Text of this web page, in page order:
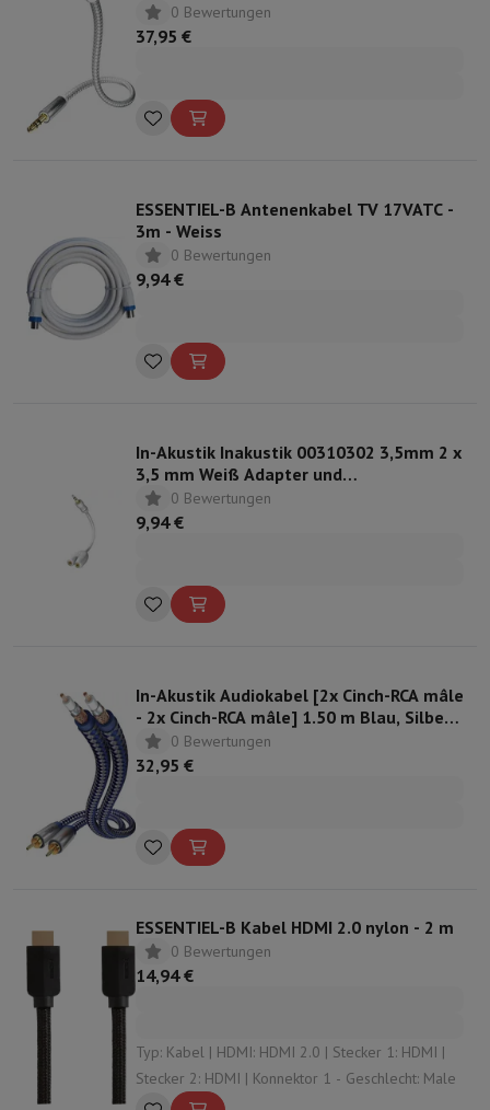
0 Bewertungen
37,95 €
ESSENTIEL-B Antenenkabel TV 17VATC -
3m - Weiss
0 Bewertungen
9,94 €
In-Akustik Inakustik 00310302 3,5mm 2 x
3,5 mm Weiß Adapter und
Kabelconnector
0 Bewertungen
9,94 €
In-Akustik Audiokabel [2x Cinch-RCA mâle
- 2x Cinch-RCA mâle] 1.50 m Blau, Silber
contacts dorés
0 Bewertungen
32,95 €
ESSENTIEL-B Kabel HDMI 2.0 nylon - 2 m
0 Bewertungen
14,94 €
Typ: Kabel | HDMI: HDMI 2.0 | Stecker 1: HDMI |
Stecker 2: HDMI | Konnektor 1 - Geschlecht: Male